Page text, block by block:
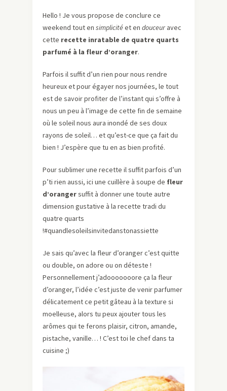
Hello ! Je vous propose de conclure ce
weekend tout en simplicitéet en douceuravec
cette recette inratable de quatre quarts
parfumé à la fleur d’oranger.
Parfois il suffit d’un rien pour nous rendre
heureux et pour égayer nos journées, le tout
est de savoir profiter de l’instant qui s’offre à
nous un peu à l’image de cette fin de semaine
où le soleil nous aura inondé de ses doux
rayons de soleil… et qu’est-ce que ça fait du
bien ! J’espère que tu en as bien profité.
Pour sublimer une recette il suffit parfois d’un
p’ti rien aussi, ici une cuillère à soupe de fleur
d’orangersuffit à donner une toute autre
dimension gustative à la recette tradi du
quatre quarts
!#quandlesoleilsinvitedanstonassiette
Je sais qu’avec la fleur d’oranger c’est quitte
ou double, on adore ou on déteste !
Personnellement j’adooooooore ça la fleur
d’oranger, l’idée c’est juste de venir parfumer
délicatement ce petit gâteau à la texture si
moelleuse, alors tu peux ajouter tous les
arômes qui te ferons plaisir, citron, amande,
pistache, vanille… ! C’est toi le chef dans ta
cuisine ;)